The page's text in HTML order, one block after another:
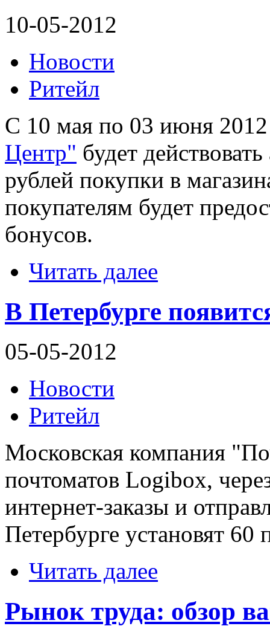
10-05-2012
Новости
Ритейл
С 10 мая по 03 июня 2012
Центр" будет
рублей покупки в
покупателям будет
бонусов.
Читать далее
В Петербурге
05-05-2012
Новости
Ритейл
Московская компания
почтоматов Logibox,
интернет-заказы и
Петербурге установят 60
Читать далее
Рынок труда: обзор